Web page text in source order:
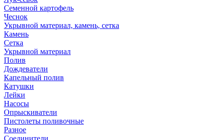
Семенной картофель
Чеснок
Укрывной материал, камень, сетка
Камень
Сетка
Укрывной материал
Полив
Дождеватели
Капельный полив
Катушки
Лейки
Насосы
Опрыскиватели
Пистолеты поливочные
Разное